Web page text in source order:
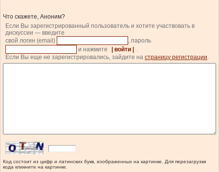
Что скажете, Аноним?
Если Вы зарегистрированный пользователь и хотите участвовать в
дискуссии — введите
свой логин (email)
, пароль
и нажмите
| войти |
.
Если Вы еще не зарегистрировались, зайдите на страницу регистрации.
Код состоит из цифр и латинских букв, изображенных на картинке. Для перезагрузки
кода кликните на картинке.